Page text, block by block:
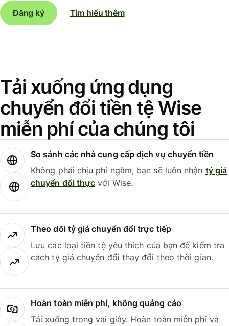
Đăng ký
Tìm hiểu thêm
Tải xuống ứng dụng
chuyển đổi tiền tệ Wise
miễn phí của chúng tôi
So sánh các nhà cung cấp dịch vụ chuyển tiền
Không phải chịu phí ngầm, bạn sẽ luôn nhận tỷ giá
chuyển đổi thực với Wise.
Theo dõi tỷ giá chuyển đổi trực tiếp
Lưu các loại tiền tệ yêu thích của bạn để kiểm tra
cách tỷ giá chuyển đổi thay đổi theo thời gian.
Hoàn toàn miễn phí, không quảng cáo
Tải xuống trong vài giây. Hoàn toàn miễn phí và